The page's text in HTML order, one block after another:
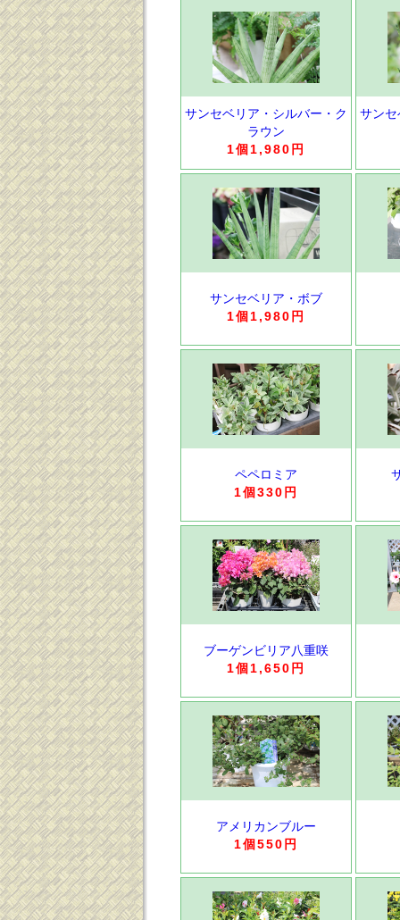
サンセベリア・シルバー・ク
ラウン
1個1,980円
サン
サンセベリア・ボブ
1個1,980円
ペペロミア
1個330円
ブーゲンビリア八重咲
1個1,650円
アメリカンブルー
1個550円